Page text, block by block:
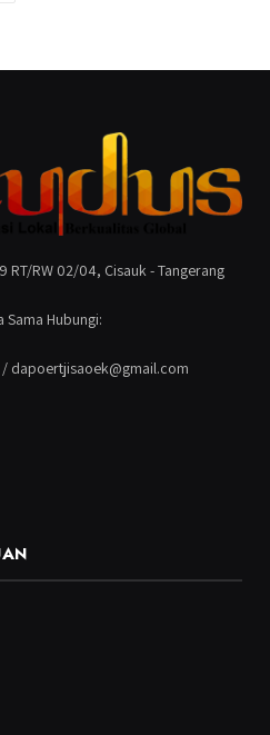
RT/RW 02/04, Cisauk - Tangerang
Sama Hubungi:
dapoertjisaoek@gmail.com